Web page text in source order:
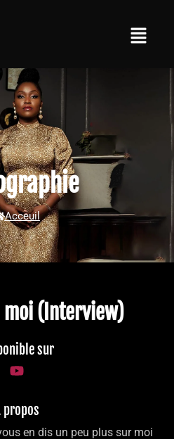
Acceuil
moi (Interview)
sur
propos
en dis un peu plus sur moi